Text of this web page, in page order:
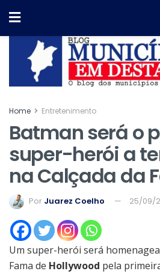
Home Entretenimento
Batman será o
super-herói a
na Calçada da
Por Juarez Coelho 25/09/
Um super-herói será
Fama de Hollywood pela